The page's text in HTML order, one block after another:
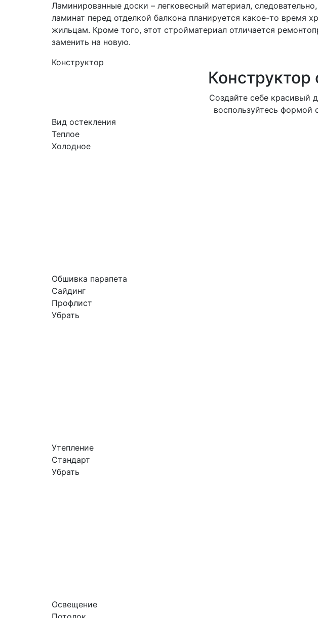
Ламинированные доски – легковесный материал,
ламинат перед отделкой балкона планируется какое-то время
жильцам. Кроме того, этот стройматериал отличается
заменить на новую.
Конструктор
Создайте себе красивый
воспользуйтесь формой
Вид остекления
Теплое
Холодное
Обшивка парапета
Сайдинг
Профлист
Убрать
Утепление
Стандарт
Убрать
Освещение